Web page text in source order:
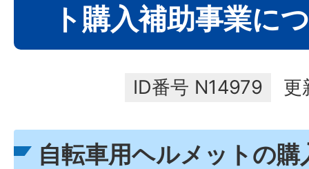
ト購入補助事業に
ID番号 N14979 更
自転車用ヘルメットの